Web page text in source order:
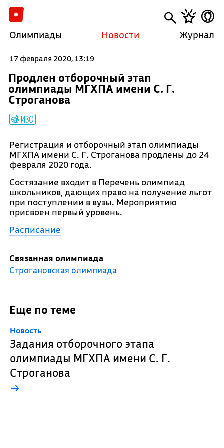
Олимпиады Новости Журнал
17 февраля 2020, 13:19
Продлен отборочный этап
олимпиады МГХПА имени С. Г.
Строганова
ИЗО
Регистрация и отборочный этап олимпиады
МГХПА имени С. Г. Строганова продлены до 24
февраля 2020 года.
Состязание входит в Перечень олимпиад
школьников, дающих право на получение льгот
при поступлении в вузы. Мероприятию
присвоен первый уровень.
Расписание
Связанная олимпиада
Строгановская олимпиада
Еще по теме
Новость
Задания отборочного этапа
олимпиады МГХПА имени С. Г.
Строганова
→